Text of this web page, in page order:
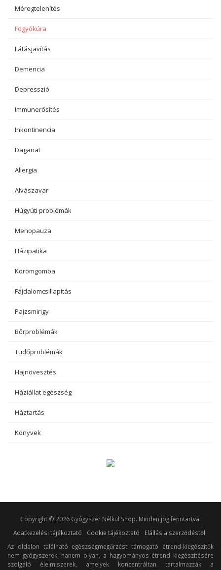
Méregtelenítés
Fogyókúra
Látásjavítás
Demencia
Depresszió
Immunerősítés
Inkontinencia
Daganat
Allergia
Alvászavar
Húgyúti problémák
Menopauza
Házipatika
Körömgomba
Fájdalomcsillapítás
Pajzsmirigy
Bőrproblémák
Tüdőproblémák
Hajnövesztés
Háziállat egészség
Háztartás
Könyvek
Copyright © 2026 Gyógyszer Nélkül Shop. Minden jog fenntartva.
Adatkezelési tájékoztató
Cookie tájékoztató
Elállás a szerződéstől
Az oldalon található egészségmegőrzést támogató étrend-kiegészítők
nem gyógyszerek, hanem olyan, a hagyományos étrend kiegészítésére
szolgáló élelmiszerek, amelyek koncentráltan tartalmazzák a